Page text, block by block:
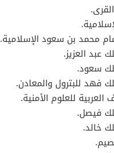
محمد بن سعود الإسلامية.
عبد العزيز.
سعود.
فهد للبترول والمعادن.
العربية للعلوم الأمنية.
فيصل.
خالد.